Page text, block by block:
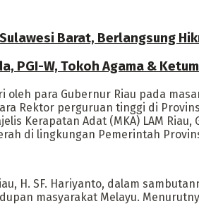
Barat, Berlangsung
PGI-W, Tokoh Agama &
oleh para Gubernur Riau pada
Rektor perguruan tinggi di
Kerapatan Adat (MKA) LAM
di lingkungan Pemerintah
H. SF. Hariyanto, dalam
masyarakat Melayu.